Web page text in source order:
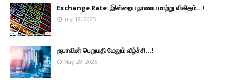
Exchange Rate: இன்றைய நாணய மாற்று விகிதம்...!
July 18, 2025
ரூபாவின் பெறுமதி மேலும் வீழ்ச்சி...!
May 28, 2025